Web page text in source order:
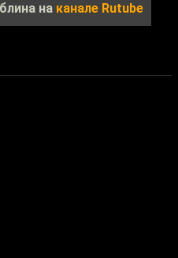
на канале Rutube